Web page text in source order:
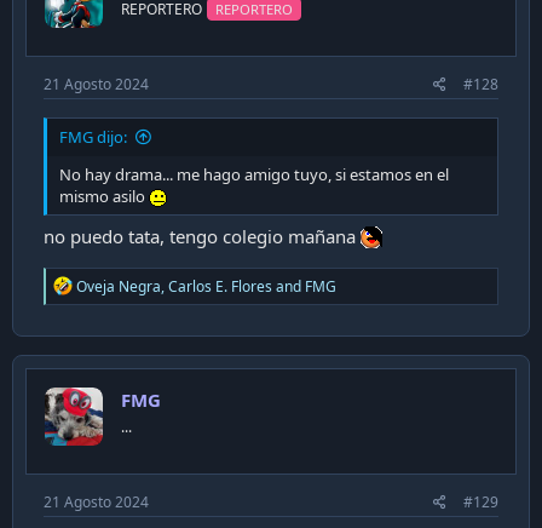
s
REPORTERO REPORTERO
21 Agosto 2024 #128
FMG dijo:
No hay drama... me hago amigo tuyo, si estamos en el
mismo asilo
no puedo tata, tengo colegio mañana
R
e
c
t
o
n
s
Oveja Negra,Carlos E. Flores and FMG
FMG
...
21 Agosto 2024 #129